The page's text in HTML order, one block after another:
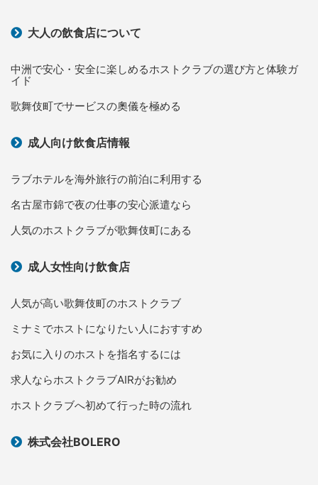
大人の飲食店について
中洲で安心・安全に楽しめるホストクラブの選び方と体験ガ
イド
歌舞伎町でサービスの奧儀を極める
成人向け飲食店情報
ラブホテルを海外旅行の前泊に利用する
名古屋市錦で夜の仕事の安心派遣なら
人気のホストクラブが歌舞伎町にある
成人女性向け飲食店
人気が高い歌舞伎町のホストクラブ
ミナミでホストになりたい人におすすめ
お気に入りのホストを指名するには
求人ならホストクラブAIRがお勧め
ホストクラブへ初めて行った時の流れ
株式会社BOLERO